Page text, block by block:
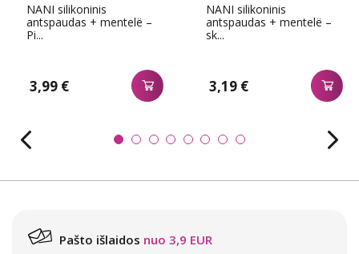
NANI silikoninis
antspaudas + mentelë –
Pi...
3,99 €
NANI silikoninis
antspaudas + mentelë –
sk...
3,19 €
Pašto išlaidos nuo 3,9 EUR